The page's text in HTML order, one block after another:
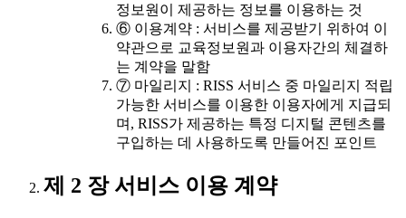
정보원이 제공하는 정보를 이용하는 것
⑥ 이용계약 : 서비스를 제공받기 위하여 이
약관으로 교육정보원과 이용자간의 체결하
는 계약을 말함
⑦ 마일리지 : RISS 서비스 중 마일리지 적립
가능한 서비스를 이용한 이용자에게 지급되
며, RISS가 제공하는 특정 디지털 콘텐츠를
구입하는 데 사용하도록 만들어진 포인트
제 2 장 서비스 이용 계약